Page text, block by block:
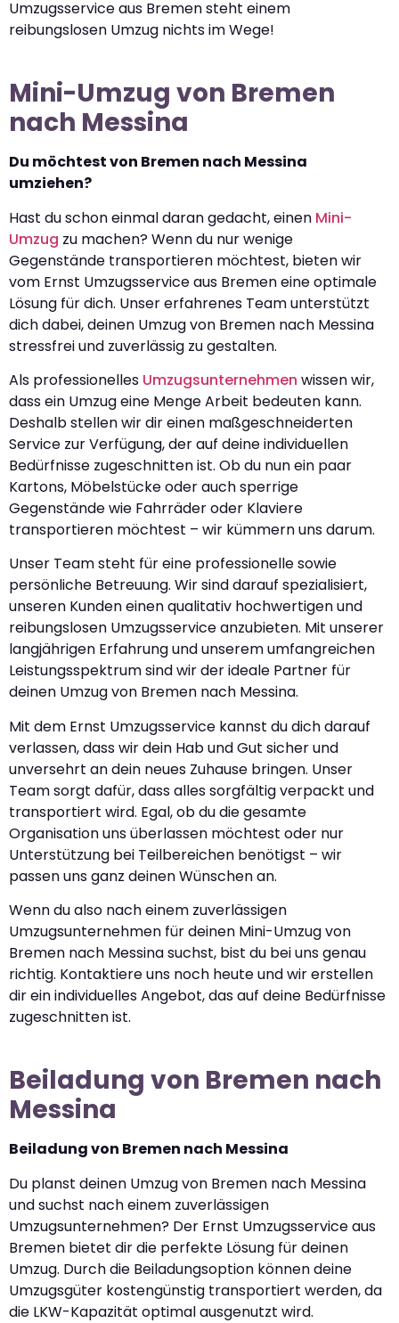
Umzugsservice aus Bremen steht einem
reibungslosen Umzug nichts im Wege!
Mini-Umzug von Bremen
nach Messina
Du möchtest von Bremen nach Messina
umziehen?
Hast du schon einmal daran gedacht, einen Mini-
Umzug zu machen? Wenn du nur wenige
Gegenstände transportieren möchtest, bieten wir
vom Ernst Umzugsservice aus Bremen eine optimale
Lösung für dich. Unser erfahrenes Team unterstützt
dich dabei, deinen Umzug von Bremen nach Messina
stressfrei und zuverlässig zu gestalten.
Als professionelles Umzugsunternehmen wissen wir,
dass ein Umzug eine Menge Arbeit bedeuten kann.
Deshalb stellen wir dir einen maßgeschneiderten
Service zur Verfügung, der auf deine individuellen
Bedürfnisse zugeschnitten ist. Ob du nun ein paar
Kartons, Möbelstücke oder auch sperrige
Gegenstände wie Fahrräder oder Klaviere
transportieren möchtest – wir kümmern uns darum.
Unser Team steht für eine professionelle sowie
persönliche Betreuung. Wir sind darauf spezialisiert,
unseren Kunden einen qualitativ hochwertigen und
reibungslosen Umzugsservice anzubieten. Mit unserer
langjährigen Erfahrung und unserem umfangreichen
Leistungsspektrum sind wir der ideale Partner für
deinen Umzug von Bremen nach Messina.
Mit dem Ernst Umzugsservice kannst du dich darauf
verlassen, dass wir dein Hab und Gut sicher und
unversehrt an dein neues Zuhause bringen. Unser
Team sorgt dafür, dass alles sorgfältig verpackt und
transportiert wird. Egal, ob du die gesamte
Organisation uns überlassen möchtest oder nur
Unterstützung bei Teilbereichen benötigst – wir
passen uns ganz deinen Wünschen an.
Wenn du also nach einem zuverlässigen
Umzugsunternehmen für deinen Mini-Umzug von
Bremen nach Messina suchst, bist du bei uns genau
richtig. Kontaktiere uns noch heute und wir erstellen
dir ein individuelles Angebot, das auf deine Bedürfnisse
zugeschnitten ist.
Beiladung von Bremen nach
Messina
Beiladung von Bremen nach Messina
Du planst deinen Umzug von Bremen nach Messina
und suchst nach einem zuverlässigen
Umzugsunternehmen? Der Ernst Umzugsservice aus
Bremen bietet dir die perfekte Lösung für deinen
Umzug. Durch die Beiladungsoption können deine
Umzugsgüter kostengünstig transportiert werden, da
die LKW-Kapazität optimal ausgenutzt wird.